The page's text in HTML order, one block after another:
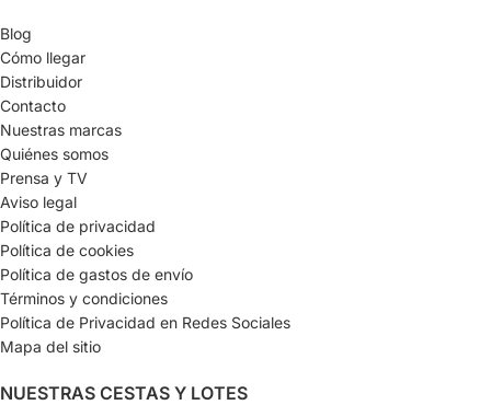
Blog
Cómo llegar
Distribuidor
Contacto
Nuestras marcas
Quiénes somos
Prensa y TV
Aviso legal
Política de privacidad
Política de cookies
Política de gastos de envío
Términos y condiciones
Política de Privacidad en Redes Sociales
Mapa del sitio
NUESTRAS CESTAS Y LOTES